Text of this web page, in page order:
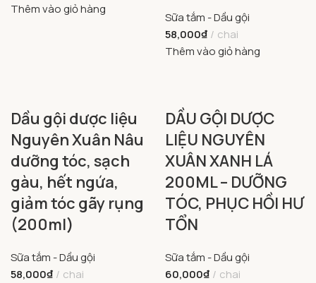
Thêm vào giỏ hàng
Sữa tắm - Dầu gội
58,000₫
chai
Thêm vào giỏ hàng
Dầu gội dược liệu
Nguyên Xuân Nâu
dưỡng tóc, sạch
gàu, hết ngứa,
giảm tóc gãy rụng
(200ml)
Sữa tắm - Dầu gội
58,000₫
chai
DẦU GỘI DƯỢC
LIỆU NGUYÊN
XUÂN XANH LÁ
200ML – DƯỠNG
TÓC, PHỤC HỒI HƯ
TỔN
Sữa tắm - Dầu gội
60,000₫
chai